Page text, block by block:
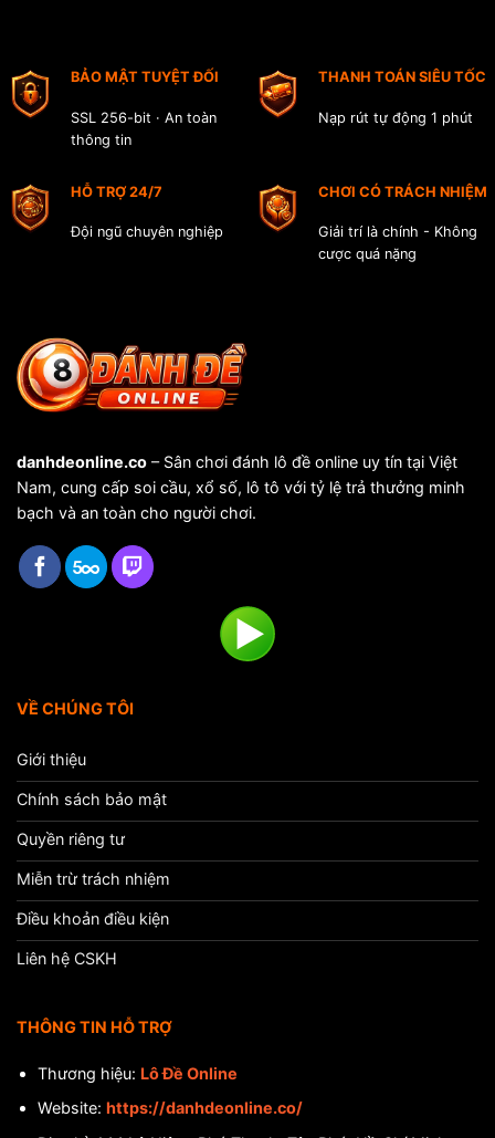
Cao
Nhận
BẢO MẬT TUYỆT ĐỐI
SSL 256-bit · An toàn
thông tin
THANH TOÁN SIÊU TỐC
Nạp rút tự động 1 phút
HỖ TRỢ 24/7
Đội ngũ chuyên nghiệp
CHƠI CÓ TRÁCH NHIỆM
Giải trí là chính - Không
cược quá nặng
danhdeonline.co – Sân chơi đánh lô đề online uy tín tại Việt
Nam, cung cấp soi cầu, xổ số, lô tô với tỷ lệ trả thưởng minh
bạch và an toàn cho người chơi.
VỀ CHÚNG TÔI
Giới thiệu
Chính sách bảo mật
Quyền riêng tư
Miễn trừ trách nhiệm
Điều khoản điều kiện
Liên hệ CSKH
THÔNG TIN HỖ TRỢ
Thương hiệu: Lô Đề Online
Website: https://danhdeonline.co/